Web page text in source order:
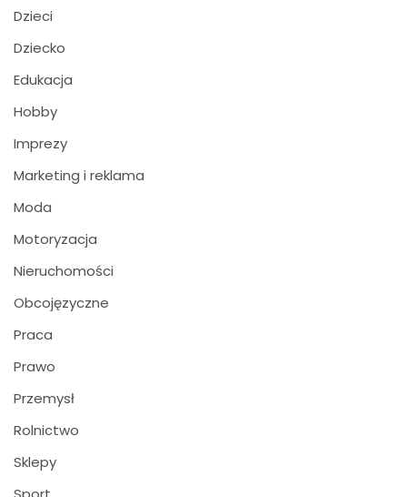
Dzieci
Dziecko
Edukacja
Hobby
Imprezy
Marketing i reklama
Moda
Motoryzacja
Nieruchomości
Obcojęzyczne
Praca
Prawo
Przemysł
Rolnictwo
Sklepy